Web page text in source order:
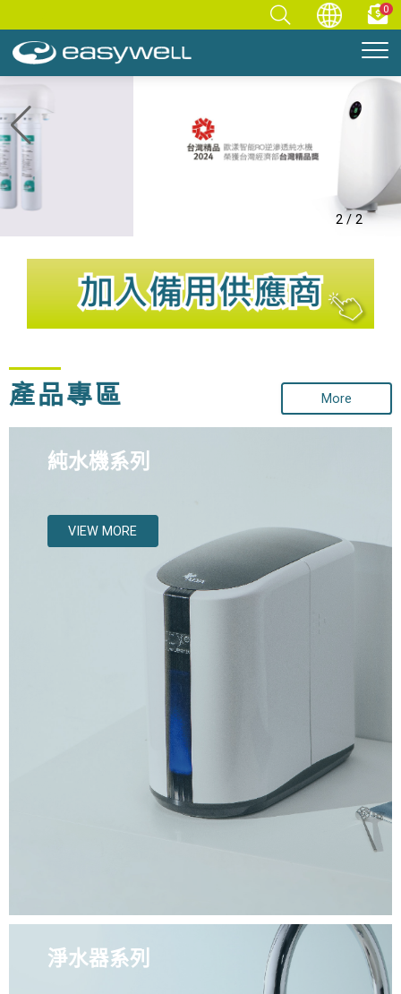
0
2/2
產品專區 More
純水機系列
VIEW MORE
淨水器系列